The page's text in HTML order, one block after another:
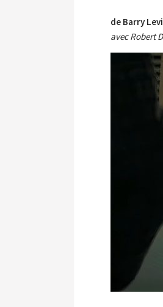
de Barry
avec Robert